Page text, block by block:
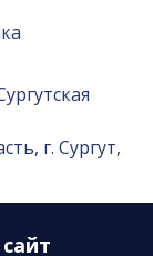
г. Сургут,